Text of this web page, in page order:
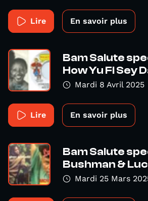
Lire En savoir plus
Bam Salute
How Yu Fi Sey
Mardi 8 Avril 2025
Lire En savoir plus
Bam Salute
Bushman &
Mardi 25 Mars